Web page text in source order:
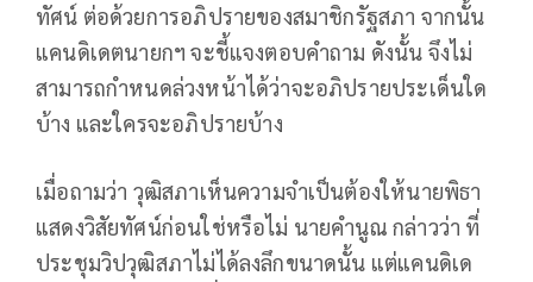
ทัศน์ ต่อด้วยการอภิปรายของสมาชิกรัฐสภา จากนั้น
แคนดิเดตนายกฯ จะชี้แจงตอบคำถาม ดังนั้น จึงไม่
สามารถกำหนดล่วงหน้าได้ว่าจะอภิปรายประเด็นใด
บ้าง และใครจะอภิปรายบ้าง
เมื่อถามว่า วุฒิสภาเห็นความจำเป็นต้องให้นายพิธา
แสดงวิสัยทัศน์ก่อนใช่หรือไม่ นายคำนูณ กล่าวว่า ที่
ประชุมวิปวุฒิสภาไม่ได้ลงลึกขนาดนั้น แต่แคนดิเด